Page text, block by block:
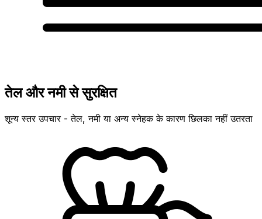
तेल और नमी से सुरक्षित
शून्य स्तर उपचार - तेल, नमी या अन्य स्नेहक के कारण छिलका नहीं उतरता